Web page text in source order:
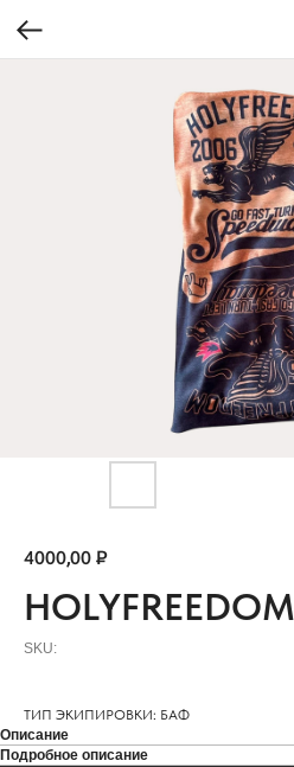
SKU:
4000,00 ₽
ТИП ЭКИПИРОВКИ: БАФ
Описание
Подробное описание